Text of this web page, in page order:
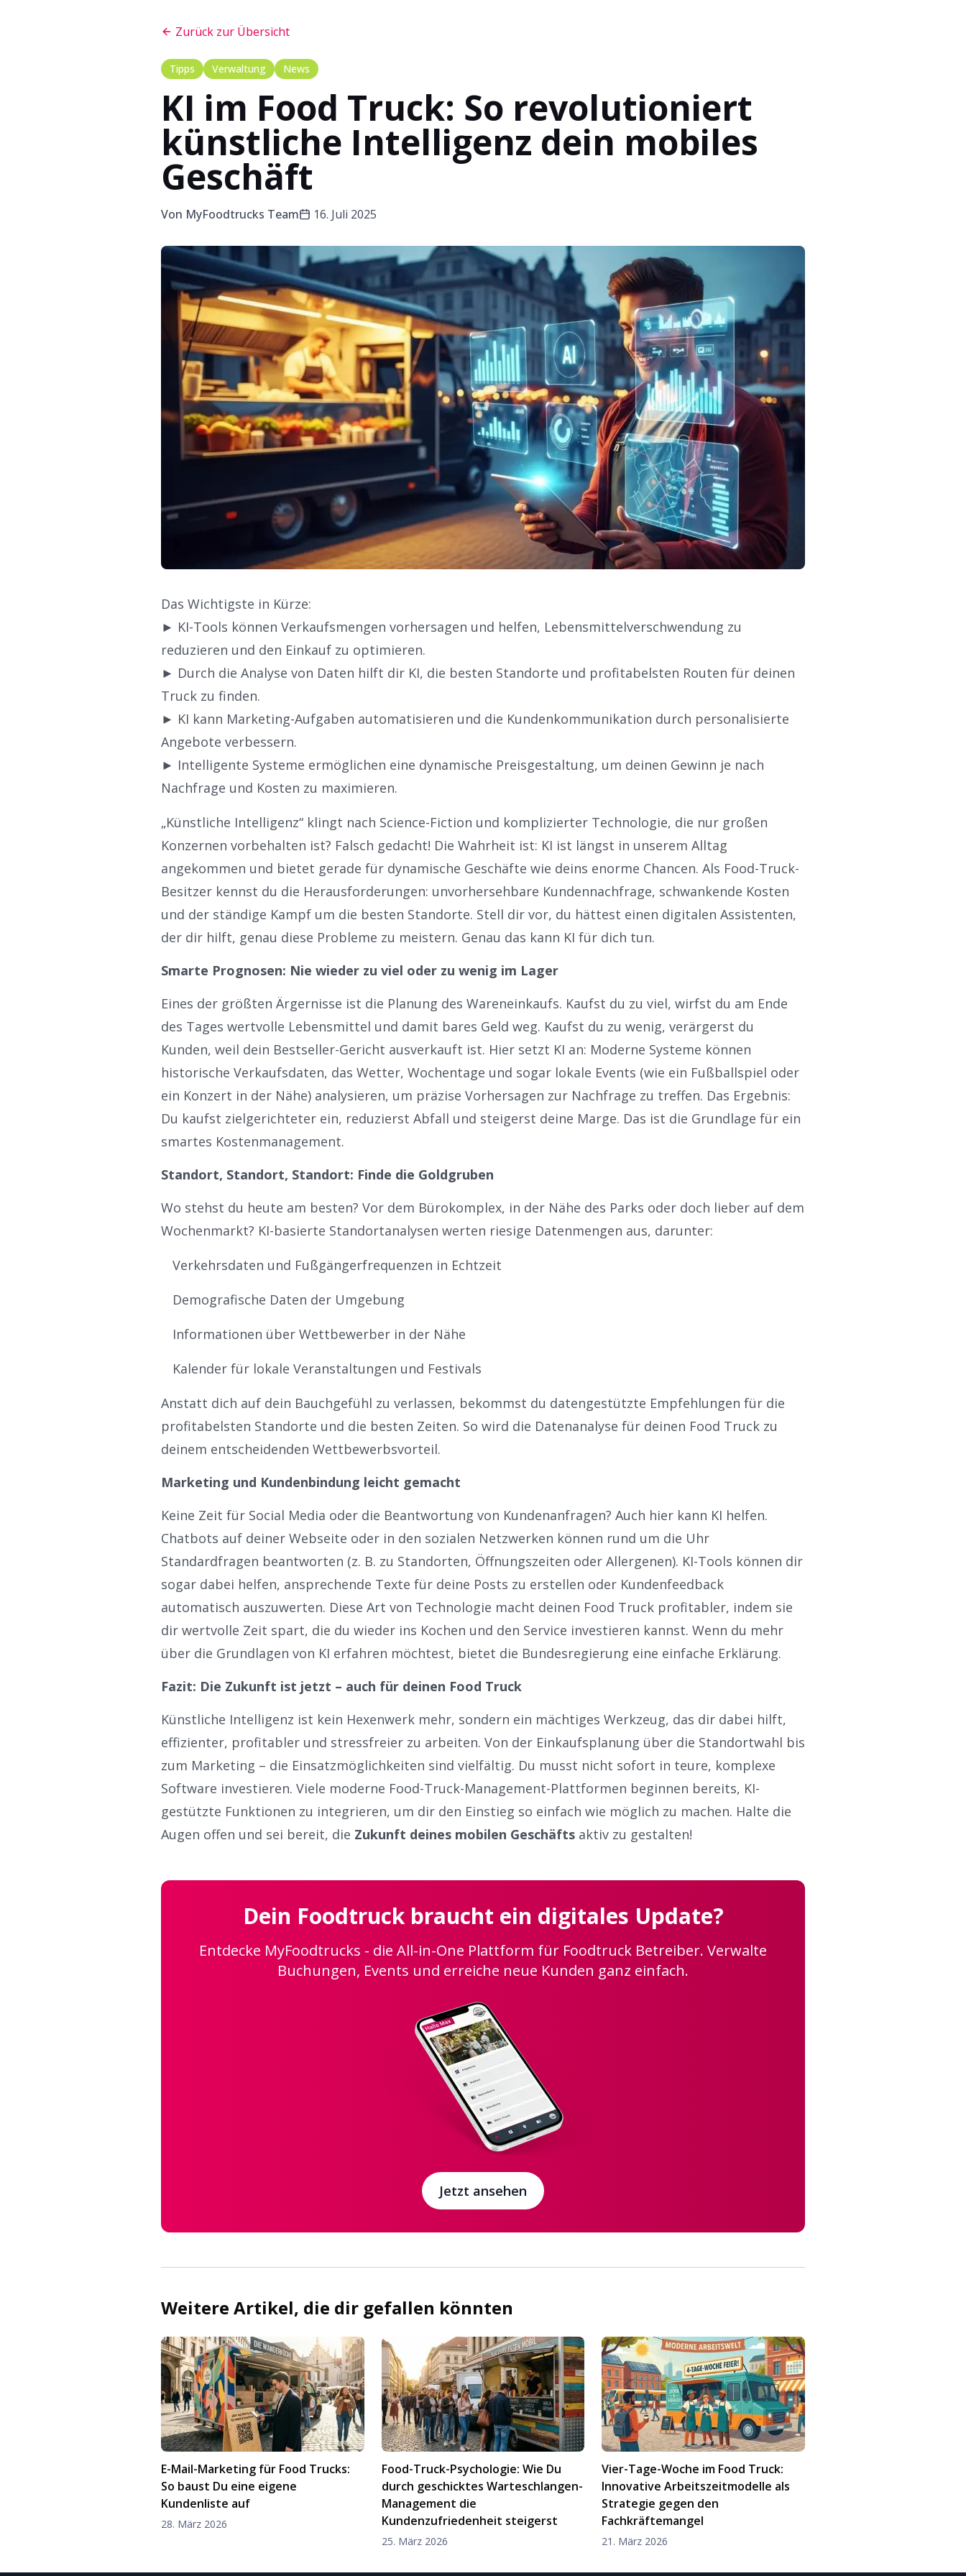
Zurück zur Übersicht
Tipps Verwaltung News
KI im Food Truck: So revolutioniert
künstliche Intelligenz dein mobiles
Geschäft
Von MyFoodtrucks Team 16. Juli 2025
Das Wichtigste in Kürze:
► KI-Tools können Verkaufsmengen vorhersagen und helfen, Lebensmittelverschwendung zu
reduzieren und den Einkauf zu optimieren.
► Durch die Analyse von Daten hilft dir KI, die besten Standorte und profitabelsten Routen für deinen
Truck zu finden.
► KI kann Marketing-Aufgaben automatisieren und die Kundenkommunikation durch personalisierte
Angebote verbessern.
► Intelligente Systeme ermöglichen eine dynamische Preisgestaltung, um deinen Gewinn je nach
Nachfrage und Kosten zu maximieren.
„Künstliche Intelligenz“ klingt nach Science-Fiction und komplizierter Technologie, die nur großen
Konzernen vorbehalten ist? Falsch gedacht! Die Wahrheit ist: KI ist längst in unserem Alltag
angekommen und bietet gerade für dynamische Geschäfte wie deins enorme Chancen. Als Food-Truck-
Besitzer kennst du die Herausforderungen: unvorhersehbare Kundennachfrage, schwankende Kosten
und der ständige Kampf um die besten Standorte. Stell dir vor, du hättest einen digitalen Assistenten,
der dir hilft, genau diese Probleme zu meistern. Genau das kann KI für dich tun.
Smarte Prognosen: Nie wieder zu viel oder zu wenig im Lager
Eines der größten Ärgernisse ist die Planung des Wareneinkaufs. Kaufst du zu viel, wirfst du am Ende
des Tages wertvolle Lebensmittel und damit bares Geld weg. Kaufst du zu wenig, verärgerst du
Kunden, weil dein Bestseller-Gericht ausverkauft ist. Hier setzt KI an: Moderne Systeme können
historische Verkaufsdaten, das Wetter, Wochentage und sogar lokale Events (wie ein Fußballspiel oder
ein Konzert in der Nähe) analysieren, um präzise Vorhersagen zur Nachfrage zu treffen. Das Ergebnis:
Du kaufst zielgerichteter ein, reduzierst Abfall und steigerst deine Marge. Das ist die Grundlage für ein
smartes Kostenmanagement.
Standort, Standort, Standort: Finde die Goldgruben
Wo stehst du heute am besten? Vor dem Bürokomplex, in der Nähe des Parks oder doch lieber auf dem
Wochenmarkt? KI-basierte Standortanalysen werten riesige Datenmengen aus, darunter:
Verkehrsdaten und Fußgängerfrequenzen in Echtzeit
Demografische Daten der Umgebung
Informationen über Wettbewerber in der Nähe
Kalender für lokale Veranstaltungen und Festivals
Anstatt dich auf dein Bauchgefühl zu verlassen, bekommst du datengestützte Empfehlungen für die
profitabelsten Standorte und die besten Zeiten. So wird die Datenanalyse für deinen Food Truck zu
deinem entscheidenden Wettbewerbsvorteil.
Marketing und Kundenbindung leicht gemacht
Keine Zeit für Social Media oder die Beantwortung von Kundenanfragen? Auch hier kann KI helfen.
Chatbots auf deiner Webseite oder in den sozialen Netzwerken können rund um die Uhr
Standardfragen beantworten (z. B. zu Standorten, Öffnungszeiten oder Allergenen). KI-Tools können dir
sogar dabei helfen, ansprechende Texte für deine Posts zu erstellen oder Kundenfeedback
automatisch auszuwerten. Diese Art von Technologie macht deinen Food Truck profitabler, indem sie
dir wertvolle Zeit spart, die du wieder ins Kochen und den Service investieren kannst. Wenn du mehr
über die Grundlagen von KI erfahren möchtest, bietet die Bundesregierung eine einfache Erklärung.
Fazit: Die Zukunft ist jetzt – auch für deinen Food Truck
Künstliche Intelligenz ist kein Hexenwerk mehr, sondern ein mächtiges Werkzeug, das dir dabei hilft,
effizienter, profitabler und stressfreier zu arbeiten. Von der Einkaufsplanung über die Standortwahl bis
zum Marketing – die Einsatzmöglichkeiten sind vielfältig. Du musst nicht sofort in teure, komplexe
Software investieren. Viele moderne Food-Truck-Management-Plattformen beginnen bereits, KI-
gestützte Funktionen zu integrieren, um dir den Einstieg so einfach wie möglich zu machen. Halte die
Augen offen und sei bereit, die Zukunft deines mobilen Geschäfts aktiv zu gestalten!
Dein Foodtruck braucht ein digitales Update?
Entdecke MyFoodtrucks - die All-in-One Plattform für Foodtruck Betreiber. Verwalte
Buchungen, Events und erreiche neue Kunden ganz einfach.
Jetzt ansehen
Weitere Artikel, die dir gefallen könnten
E-Mail-Marketing für Food Trucks:
So baust Du eine eigene
Kundenliste auf
28. März 2026
Food-Truck-Psychologie: Wie Du
durch geschicktes Warteschlangen-
Management die
Kundenzufriedenheit steigerst
25. März 2026
Vier-Tage-Woche im Food Truck:
Innovative Arbeitszeitmodelle als
Strategie gegen den
Fachkräftemangel
21. März 2026